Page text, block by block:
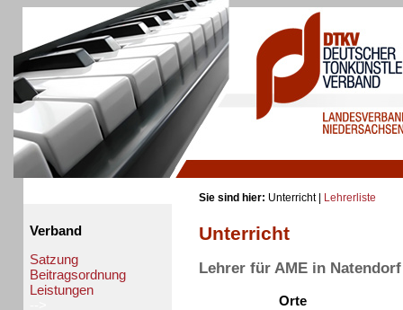
Verband
Satzung
Beitragsordnung
Leistungen
Sie sind hier: Unterricht | Lehrerliste
Unterricht
Lehrer für AME in Natendorf
Orte